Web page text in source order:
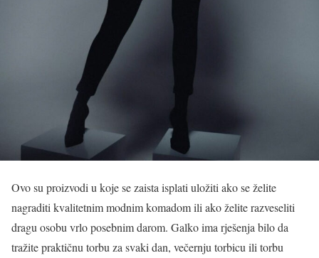
Ovo su proizvodi u koje se zaista isplati uložiti ako se želite
nagraditi kvalitetnim modnim komadom ili ako želite razveseliti
dragu osobu vrlo posebnim darom. Galko ima rješenja bilo da
tražite praktičnu torbu za svaki dan, večernju torbicu ili torbu